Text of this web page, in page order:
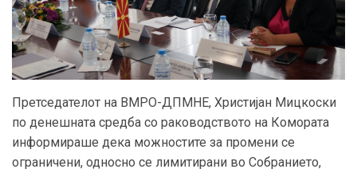
Претседателот на ВМРО-ДПМНЕ, Христијан Мицкоски
по денешната средба со раководството на Комората
информираше дека можностите за промени се
ограничени, односно се лимитирани во Собранието,